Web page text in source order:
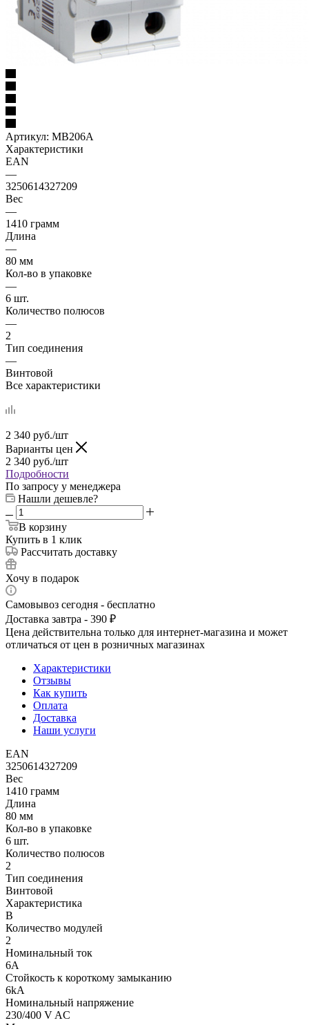
Артикул: MB206A
Характеристики
EAN
—
3250614327209
Вес
—
1410 грамм
Длина
—
80 мм
Кол-во в упаковке
—
6 шт.
Количество полюсов
—
2
Тип соединения
—
Винтовой
Все характеристики
2 340 руб./шт
Варианты цен
2 340 руб./шт
Подробности
По запросу у менеджера
Нашли дешевле?
В корзину
Купить в 1 клик
Рассчитать доставку
Хочу в подарок
Самовывоз сегодня - бесплатно
Доставка завтра - 390 ₽
Цена действительна только для интернет-магазина и может
отличаться от цен в розничных магазинах
Характеристики
Отзывы
Как купить
Оплата
Доставка
Наши услуги
EAN
3250614327209
Вес
1410 грамм
Длина
80 мм
Кол-во в упаковке
6 шт.
Количество полюсов
2
Тип соединения
Винтовой
Характеристика
B
Количество модулей
2
Номинальный ток
6A
Стойкость к короткому замыканию
6kA
Номинальный напряжение
230/400 V AC